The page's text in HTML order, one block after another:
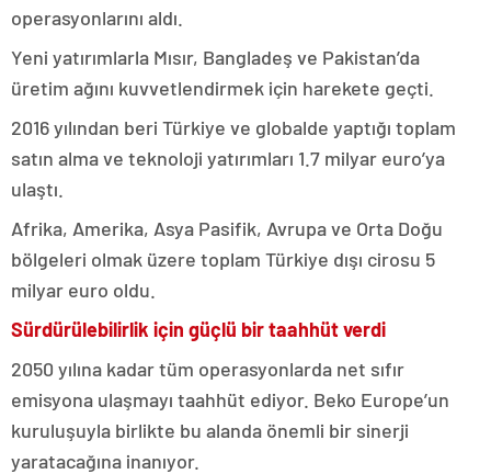
operasyonlarını aldı.
Yeni yatırımlarla Mısır, Bangladeş ve Pakistan’da
üretim ağını kuvvetlendirmek için harekete geçti.
2016 yılından beri Türkiye ve globalde yaptığı toplam
satın alma ve teknoloji yatırımları 1.7 milyar euro’ya
ulaştı.
Afrika, Amerika, Asya Pasifik, Avrupa ve Orta Doğu
bölgeleri olmak üzere toplam Türkiye dışı cirosu 5
milyar euro oldu.
Sürdürülebilirlik için güçlü bir taahhüt verdi
2050 yılına kadar tüm operasyonlarda net sıfır
emisyona ulaşmayı taahhüt ediyor. Beko Europe’un
kuruluşuyla birlikte bu alanda önemli bir sinerji
yaratacağına inanıyor.